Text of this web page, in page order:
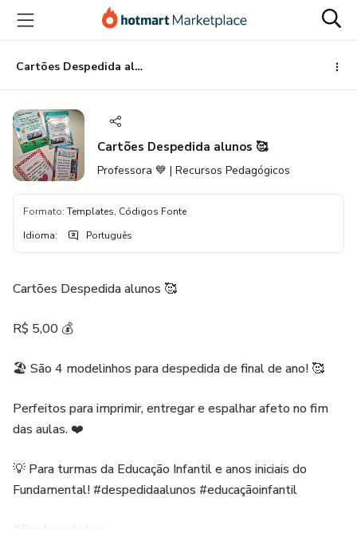
para
conteúdo
principal
para
pagamento
para
rodapé
Cartões Despedida alunos 🥰
Cartões Despedida alunos 🥰
Professora 💙 | Recursos Pedagógicos
Formato: Templates, Códigos Fonte
Idioma: Português
Cartões Despedida alunos 🥰
R$ 5,00 💰
🏖️ São 4 modelinhos para despedida de final de ano! 🥰
Perfeitos para imprimir, entregar e espalhar afeto no fim
das aulas. ❤️
💡 Para turmas da Educação Infantil e anos iniciais do
Fundamental! #despedidaalunos #educaçãoinfantil
#fimdeanoletivo